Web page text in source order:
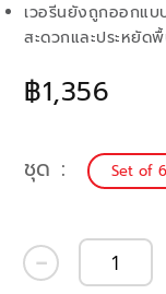
฿1,356
เวอรีนยังถูกออกแบ
สะดวกและประหยัด
ชุด Set of 6